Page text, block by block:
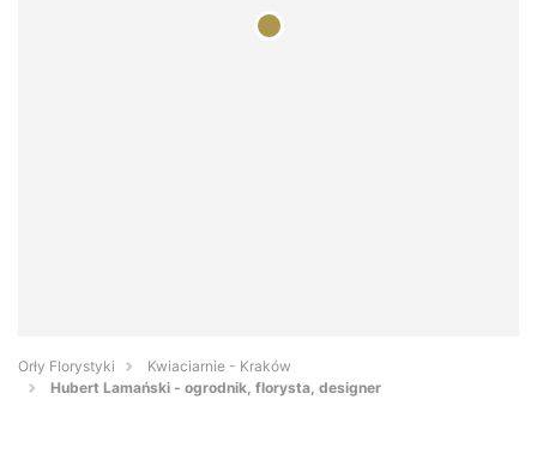
Orły Florystyki
Kwiaciarnie - Kraków
Hubert Lamański - ogrodnik, florysta, designer